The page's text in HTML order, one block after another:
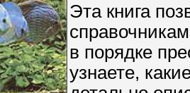
Эта книга
в порядке
узнаете,